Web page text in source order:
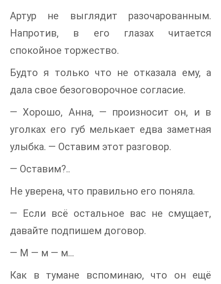
Артур не выглядит разочарованным.
Напротив, в его глазах читается
спокойное торжество.
Будто я только что не отказала ему, а
дала свое безоговорочное согласие.
— Хорошо, Анна, — произносит он, и в
уголках его губ мелькает едва заметная
улыбка. — Оставим этот разговор.
— Оставим?..
Не уверена, что правильно его поняла.
— Если всё остальное вас не смущает,
давайте подпишем договор.
— М — м — м…
Как в тумане вспоминаю, что он ещё